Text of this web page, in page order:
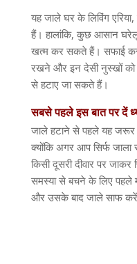
यह जाले घर के लिविंग एरिया,
हैं। हालांकि, कुछ आसान घरेलू
खत्म कर सकते हैं। सफाई
रखने और इन देसी नुस्खों
से हटाए जा सकते हैं।
सबसेपहलेइसबातपरदें
जाले हटाने से पहले यह जरूर
क्योंकि अगर आप सिर्फ
किसी दूसरी दीवार पर
समस्या से बचने के लिए पहले
और उसके बाद जाले साफ